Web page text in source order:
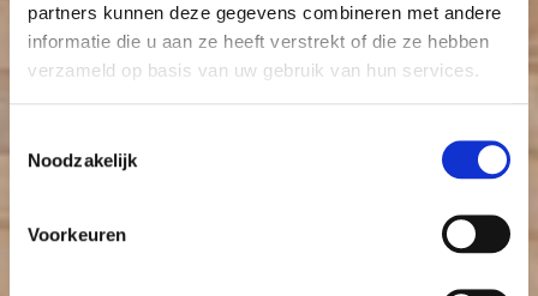
partners kunnen deze gegevens combineren met andere
informatie die u aan ze heeft verstrekt of die ze hebben
verzameld op basis van uw gebruik van hun services.
Noodzakelijk
Voorkeuren